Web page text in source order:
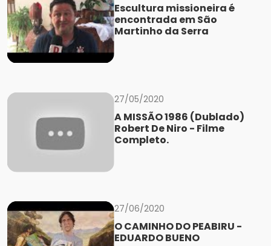
Escultura missioneira é
encontrada em São
Martinho da Serra
27/05/2020
A MISSÃO 1986 (Dublado)
Robert De Niro - Filme
Completo.
27/06/2020
O CAMINHO DO PEABIRU -
EDUARDO BUENO